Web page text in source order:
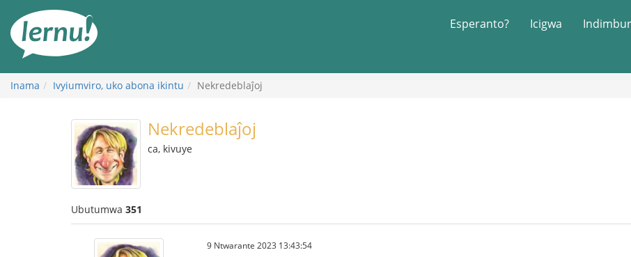
rupapuro
rw'ibirimwo
Esperanto? Icigwa
Inama Ivyiumviro, uko abona ikintu Nekredeblaĵoj
Nekredeblaĵoj
ca, kivuye
Ubutumwa 351
9 Ntwarante 2023 13:43:54